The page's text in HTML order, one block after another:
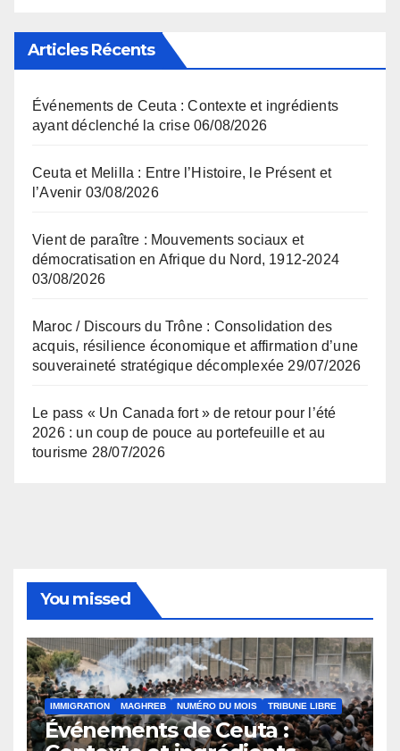
Articles Récents
Événements de Ceuta : Contexte et ingrédients
ayant déclenché la crise 06/08/2026
Ceuta et Melilla : Entre l’Histoire, le Présent et
l’Avenir 03/08/2026
Vient de paraître : Mouvements sociaux et
démocratisation en Afrique du Nord, 1912-2024
03/08/2026
Maroc / Discours du Trône : Consolidation des
acquis, résilience économique et affirmation d’une
souveraineté stratégique décomplexée 29/07/2026
Le pass « Un Canada fort » de retour pour l’été
2026 : un coup de pouce au portefeuille et au
tourisme 28/07/2026
You missed
IMMIGRATION MAGHREB NUMÉRO DU MOIS TRIBUNE LIBRE
Événements de Ceuta :